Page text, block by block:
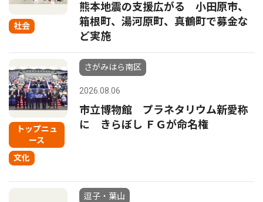
社会
熊本地震の支援広がる 小田原市、
箱根町、湯河原町、真鶴町で募金な
ど実施
トップニュ
ース
文化
さがみはら南区
2026.08.06
市立博物館 プラネタリウム新愛称
に きらぼし ＦＧが命名権
逗子・葉山